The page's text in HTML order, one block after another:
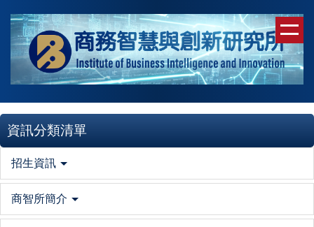
到
主
要
區
資訊分類清單
招生資訊
商智所簡介